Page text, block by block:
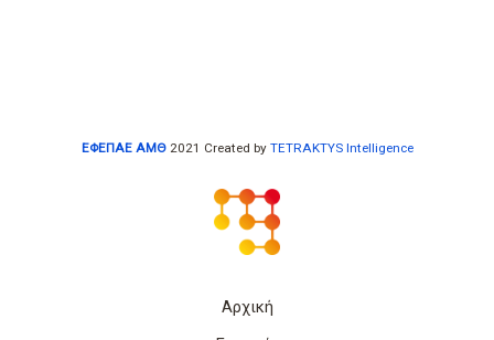
ΕΦΕΠΑΕ ΑΜΘ 2021 Created by TETRAKTYS Intelligence
Αρχική